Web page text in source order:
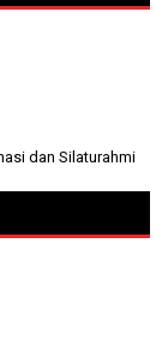
dan Silaturahmi